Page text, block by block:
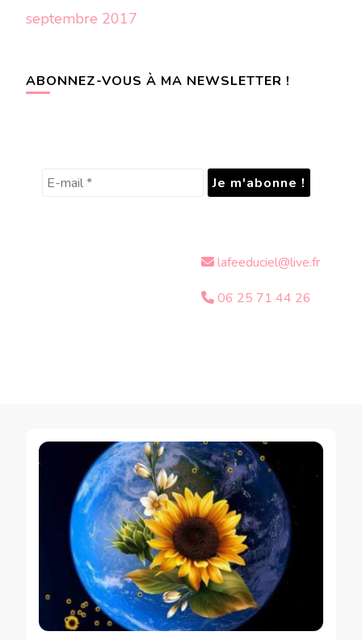
septembre 2017
ABONNEZ-VOUS À MA NEWSLETTER !
lafeeduciel@live.fr
06 25 71 44 26